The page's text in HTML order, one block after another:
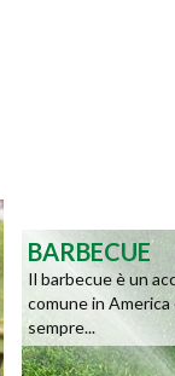
BARBECUE
Il barbecue è un
comune in
sempre...